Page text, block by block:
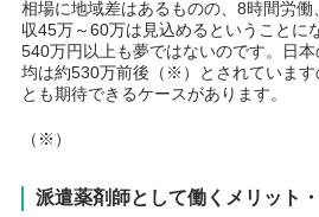
相場に地域差はあるものの、8時間労働
収45万～60万は見込めるということに
540万円以上も夢ではないのです。日
均は約530万前後（※）とされています
とも期待できるケースがあります。
（※）
派遣薬剤師として働くメリット